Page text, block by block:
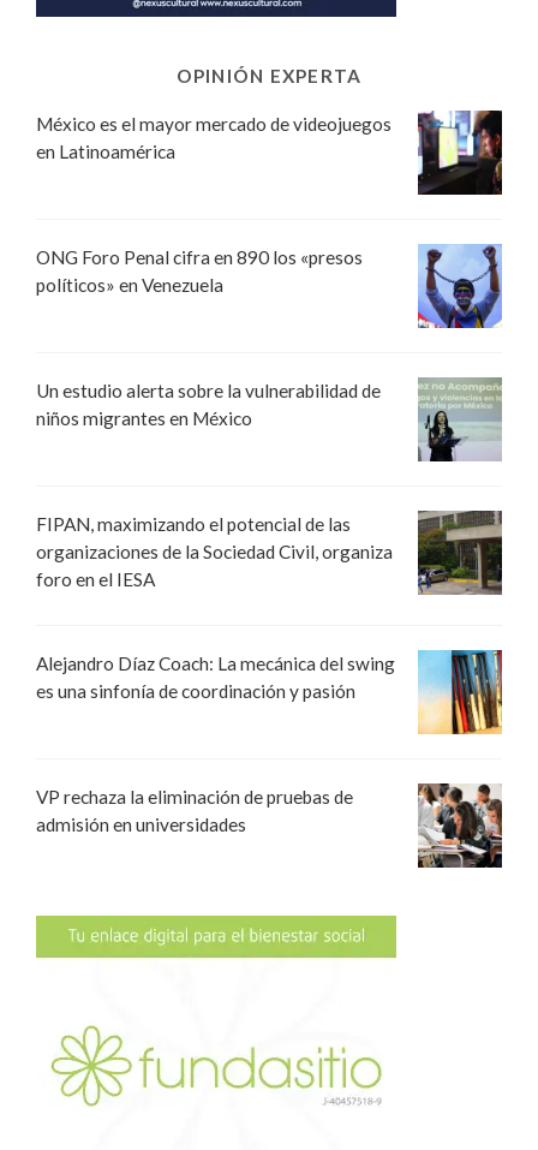
OPINIÓN EXPERTA
México es el mayor mercado de videojuegos
en Latinoamérica
ONG Foro Penal cifra en 890 los «presos
políticos» en Venezuela
Un estudio alerta sobre la vulnerabilidad de
niños migrantes en México
FIPAN, maximizando el potencial de las
organizaciones de la Sociedad Civil, organiza
foro en el IESA
Alejandro Díaz Coach: La mecánica del swing
es una sinfonía de coordinación y pasión
VP rechaza la eliminación de pruebas de
admisión en universidades